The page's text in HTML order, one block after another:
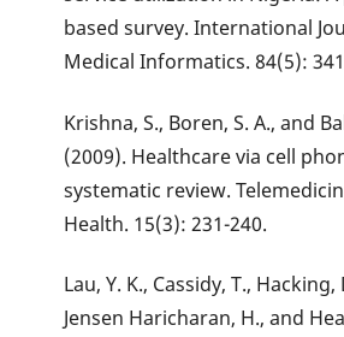
based survey. International
Medical Informatics. 84(5):
Krishna, S., Boren, S. A., and
(2009). Healthcare via cell
systematic review.
Health. 15(3): 231-240.
Lau, Y. K., Cassidy, T.,
Jensen Haricharan, H., and